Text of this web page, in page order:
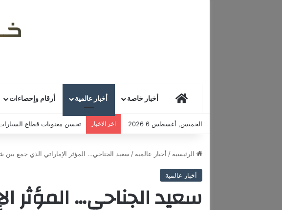
أخبار خاصة أخبار عالمية أرقام وإحصاءات
الخميس, أغسطس 6 2026 اخر الاخبار تحسن معنويات قطاع السيارات
الرئيسية / أخبار عالمية / سعيد الجناحي… المؤثر الإماراتي الذي جمع بين
أخبار عالمية
سعيد الجناحي… المؤثر